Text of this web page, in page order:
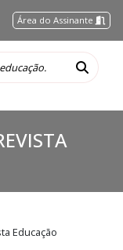
Área do Assinante
Educação